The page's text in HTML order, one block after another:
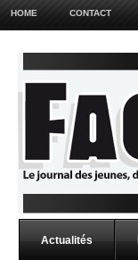
HOME CONTACT
Actualités